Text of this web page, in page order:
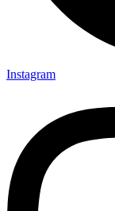
Instagram